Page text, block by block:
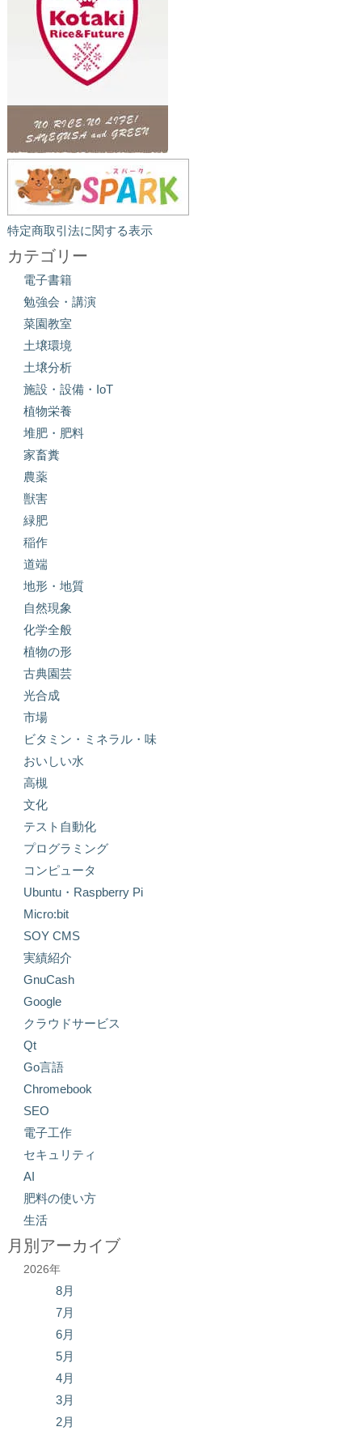
特定商取引法に関する表示
カテゴリー
電子書籍
勉強会・講演
菜園教室
土壌環境
土壌分析
施設・設備・IoT
植物栄養
堆肥・肥料
家畜糞
農薬
獣害
緑肥
稲作
道端
地形・地質
自然現象
化学全般
植物の形
古典園芸
光合成
市場
ビタミン・ミネラル・味
おいしい水
高槻
文化
テスト自動化
プログラミング
コンピュータ
Ubuntu・Raspberry Pi
Micro:bit
SOY CMS
実績紹介
GnuCash
Google
クラウドサービス
Qt
Go言語
Chromebook
SEO
電子工作
セキュリティ
AI
肥料の使い方
生活
月別アーカイブ
2026年
8月
7月
6月
5月
4月
3月
2月